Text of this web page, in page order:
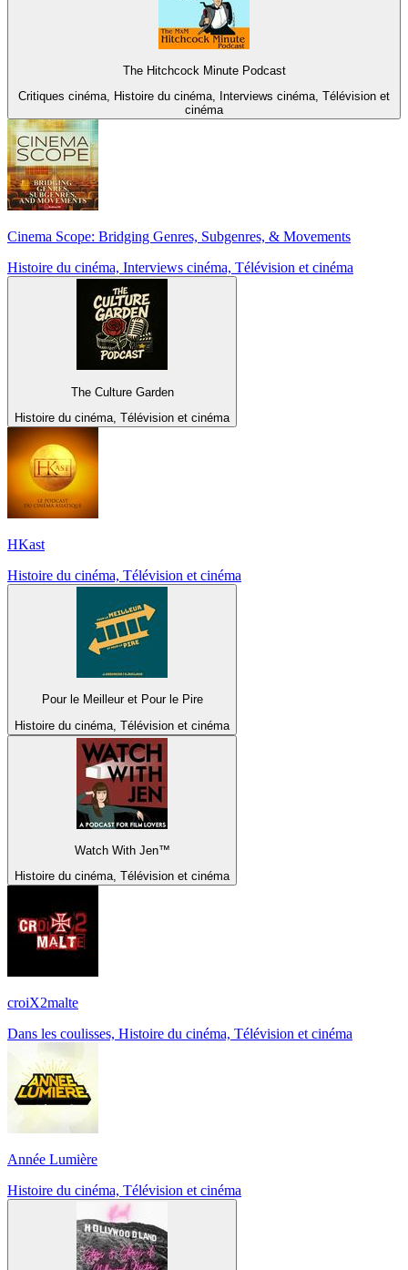
The Hitchcock Minute Podcast
Critiques cinéma, Histoire du cinéma, Interviews cinéma, Télévision et
cinéma
Cinema Scope: Bridging Genres, Subgenres, & Movements
Histoire du cinéma, Interviews cinéma, Télévision et cinéma
The Culture Garden
Histoire du cinéma, Télévision et cinéma
HKast
Histoire du cinéma, Télévision et cinéma
Pour le Meilleur et Pour le Pire
Histoire du cinéma, Télévision et cinéma
Watch With Jen™
Histoire du cinéma, Télévision et cinéma
croiX2malte
Dans les coulisses, Histoire du cinéma, Télévision et cinéma
Année Lumière
Histoire du cinéma, Télévision et cinéma